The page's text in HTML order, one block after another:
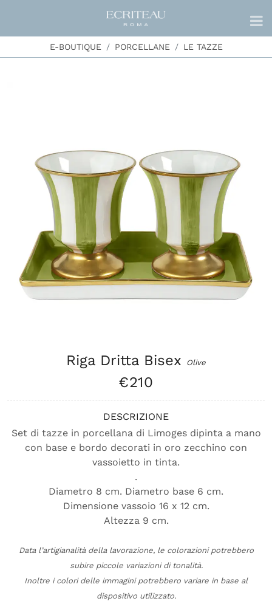
E-BOUTIQUE PORCELLANE LE TAZZE
Riga Dritta Bisex Olive
€210
DESCRIZIONE
Set di tazze in porcellana di Limoges dipinta a mano
con base e bordo decorati in oro zecchino con
vassoietto in tinta.
.
Diametro 8 cm. Diametro base 6 cm.
Dimensione vassoio 16 x 12 cm.
Altezza 9 cm.
Data l’artigianalità della lavorazione, le colorazioni potrebbero
subire piccole variazioni di tonalità.
Inoltre i colori delle immagini potrebbero variare in base al
dispositivo utilizzato.